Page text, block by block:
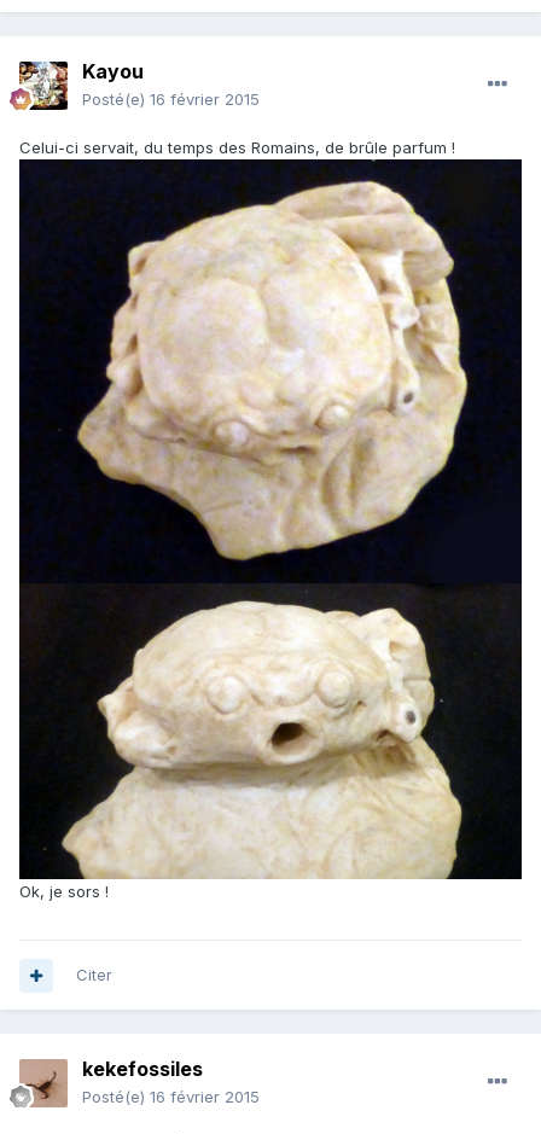
Kayou
Posté(e) 16 février 2015
Celui-ci servait, du temps des Romains, de brûle parfum !
Ok, je sors !
Citer
kekefossiles
Posté(e) 16 février 2015